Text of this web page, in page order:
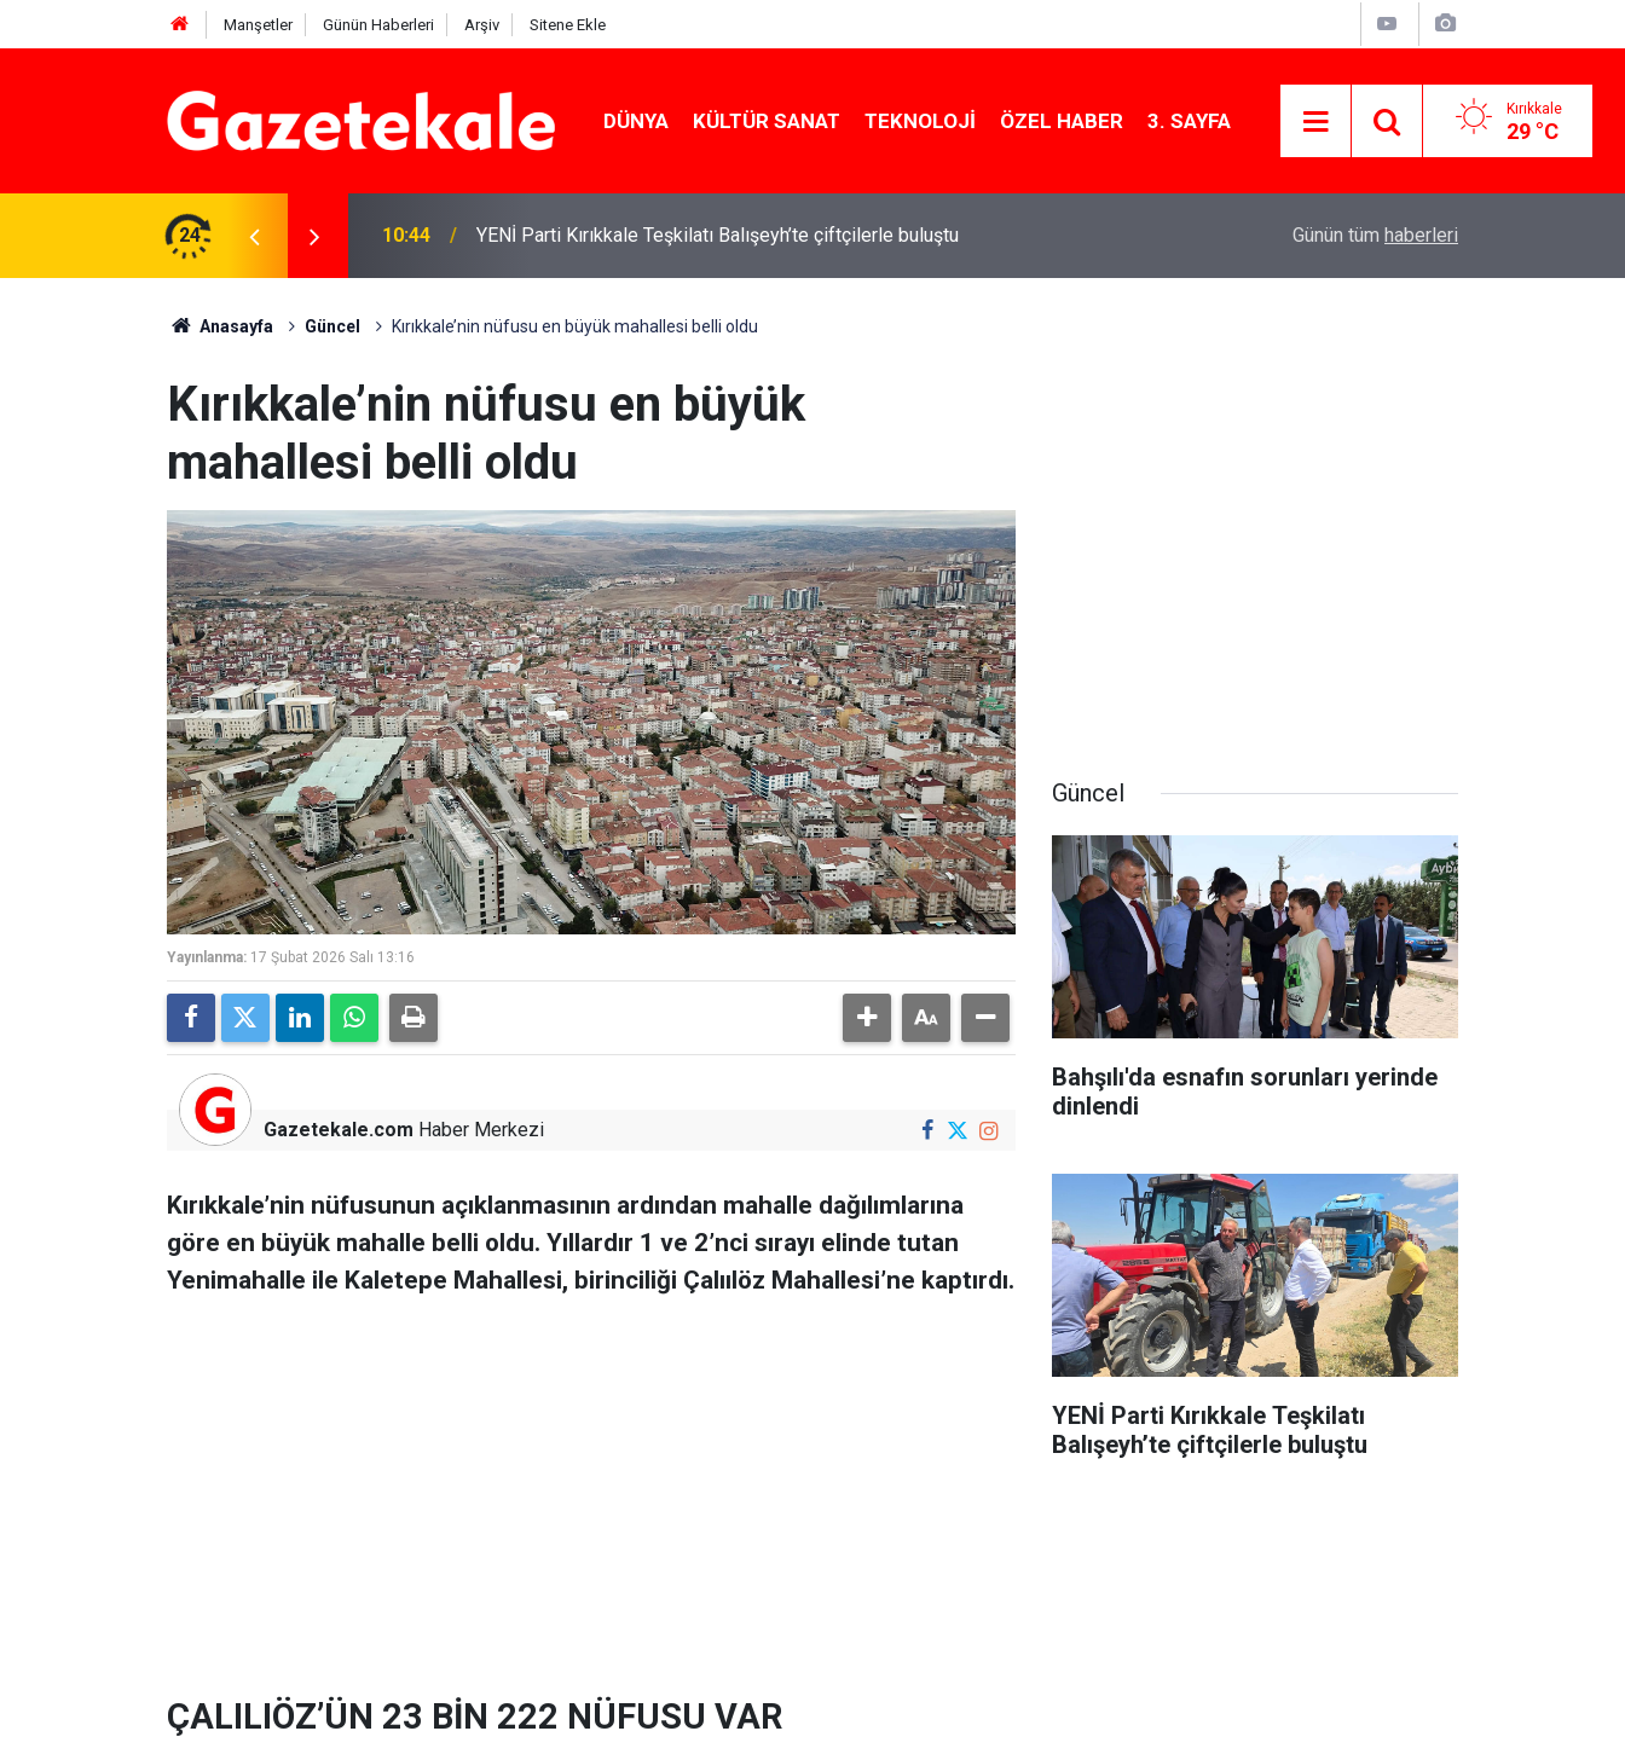
Manşetler Günün Haberleri Arşiv Sitene Ekle
DÜNYA KÜLTÜR SANAT TEKNOLOJI ÖZEL HABER 3. SAYFA Kırıkkale
29 °C
24 10:44 YENİ Parti Kırıkkale Teşkilatı Balışeyh’te çiftçilerle buluştu Kırıkkale Nöbetçi Eczane Listesi: 7 Ağustos
Günün tüm haberleri
Anasayfa Güncel Kırıkkale’nin nüfusu en büyük mahallesi belli oldu
Kırıkkale’nin nüfusu en büyük
mahallesi belli oldu
Yayınlanma: 17 Şubat 2026 Salı 13:16
Gazetekale.com Haber Merkezi
Kırıkkale’nin nüfusunun açıklanmasının ardından mahalle dağılımlarına
göre en büyük mahalle belli oldu. Yıllardır 1 ve 2’nci sırayı elinde tutan
Yenimahalle ile Kaletepe Mahallesi, birinciliği Çalıılöz Mahallesi’ne kaptırdı.
ÇALILIÖZ’ÜN 23 BİN 222 NÜFUSU VAR
Güncel
Bahşılı'da esnafın sorunları yerinde
dinlendi
YENİ Parti Kırıkkale Teşkilatı
Balışeyh’te çiftçilerle buluştu